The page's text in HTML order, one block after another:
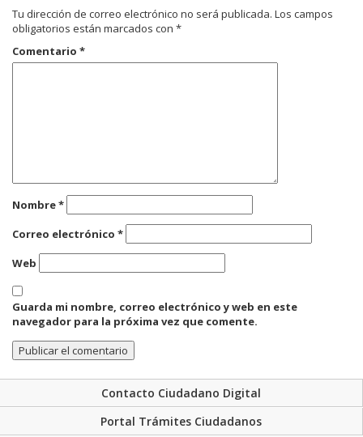
Tu dirección de correo electrónico no será publicada. Los campos
obligatorios están marcados con *
Comentario *
Nombre*
Correo electrónico *
Web
Guarda mi nombre, correo electrónico y web en este
navegador para la próxima vez que comente.
Contacto Ciudadano Digital
Portal Trámites Ciudadanos